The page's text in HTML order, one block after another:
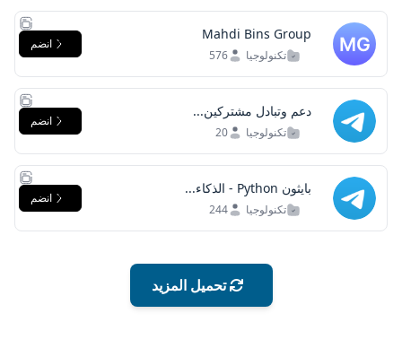
Mahdi Bins Group
تكنولوجيا 576
انضم
دعم وتبادل مشتركين...
تكنولوجيا 20
انضم
بايثون Python - الذكاء...
تكنولوجيا 244
انضم
تحميل المزيد